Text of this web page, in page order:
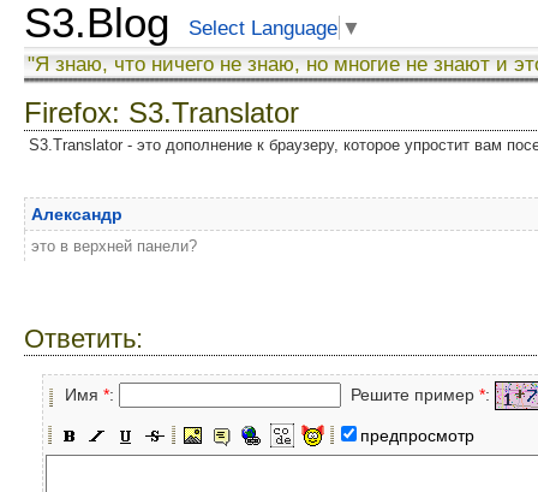
S3.Blog Select Language ▼
"Я знаю, что ничего не знаю, но многие не знают и
Firefox: S3.Translator
S3.Translator - это дополнение к браузеру, которое упростит вам
Александр
это в верхней панели?
Ответить:
Имя *: Решите пример *:
предпросмотр